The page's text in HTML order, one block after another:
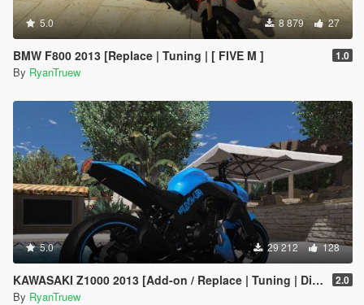
5.0 8 879 27
BMW F800 2013 [Replace | Tuning | [ FIVE M ] 1.0
By RyanTruew
5.0 29 212 128
KAWASAKI Z1000 2013 [Add-on / Replace | Tuning | Digital Dials] [ FIVE M ] 2.0
By RyanTruew